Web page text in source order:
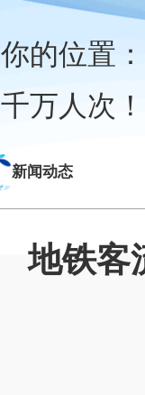
你的位置：
千万人次
新闻动态
地铁客